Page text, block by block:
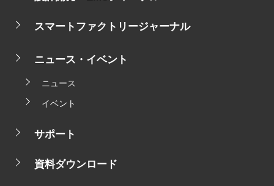
スマートファクトリージャーナル
ニュース・イベント
ニュース
イベント
サポート
資料ダウンロード